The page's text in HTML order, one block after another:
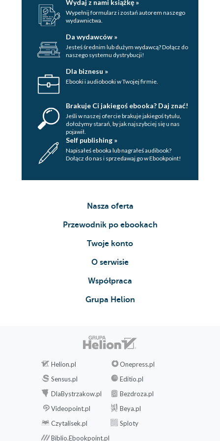
pseudoodwrotności
Dwa zastosowania
Podsumowanie
7. Rachunek różniczkowy
Nachylenie
Pochodne
Definicja formalna
Podstawowe zasady
Funkcje trygonometryczne
Funkcje wykładnicze i logarytmy
Mieszane pochodne cząstkowe
cząstkowych
Obliczanie gradientu
8. Macierzowy rachunek różniczkowy
skalarnym
wektorowym
Funkcja wektorowa przyjmująca wektor
Funkcja macierzowa przyjmująca skalar
Wydaj z nami książkę »
Wypełnij formularz i zostań autorem naszego
wydawnictwa.
Da wydawców »
Jesteś średnim lub dużym wydawcą? Dołącz do
naszego systemu dystrybucji!
Dla biznesu »
Ebooki i audiobooki w Twojej firmie.
Brakuje Ci jakiegoś ebooka? Daj znać!
Jeśli w naszej ofercie brakuje jakiegoś tytulu,
dołożymy starań, by jak najszybciej się u nas
pojawił.
Self publishing »
Napisałeś ebooka lub nagrałeś audibook?
Dołącz do nas i sprzedawaj go w Ebookpoint!
Nasza oferta
Przewodnik po ebookach
Twoje konto
O serwisie
Współpraca
Grupa Helion
Helion.pl
Onepress.pl
Sensus.pl
Editio.pl
DlaBystrzakow.pl
Bezdroza.pl
Videopoint.pl
Beya.pl
Czytalisek.pl
Sploty
Biblio.Ebookpoint.pl